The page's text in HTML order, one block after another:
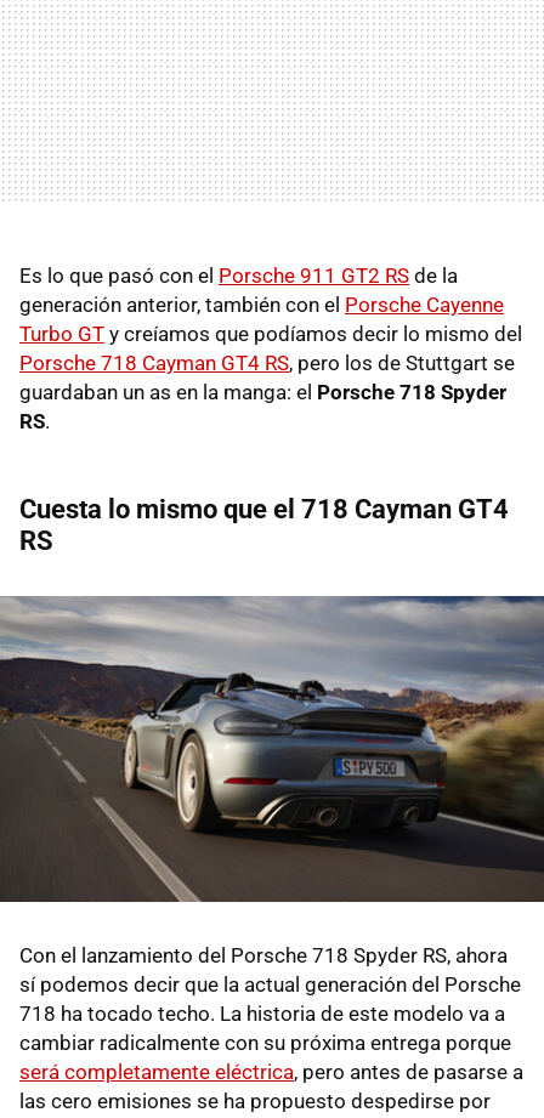
Es lo que pasó con el Porsche 911 GT2 RS de la
generación anterior, también con el Porsche Cayenne
Turbo GT y creíamos que podíamos decir lo mismo del
Porsche 718 Cayman GT4 RS, pero los de Stuttgart se
guardaban un as en la manga: el Porsche 718 Spyder
RS.
Cuesta lo mismo que el 718 Cayman GT4
RS
Con el lanzamiento del Porsche 718 Spyder RS, ahora
sí podemos decir que la actual generación del Porsche
718 ha tocado techo. La historia de este modelo va a
cambiar radicalmente con su próxima entrega porque
será completamente eléctrica, pero antes de pasarse a
las cero emisiones se ha propuesto despedirse por